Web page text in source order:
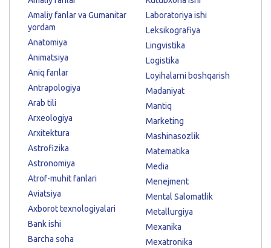
Amaliy fanlar va Gumanitar
yordam
Anatomiya
Animatsiya
Aniq fanlar
Antrapologiya
Arab tili
Arxeologiya
Arxitektura
Astrofizika
Astronomiya
Atrof-muhit fanlari
Aviatsiya
Axborot texnologiyalari
Bank ishi
Barcha soha
Laboratoriya ishi
Leksikografiya
Lingvistika
Logistika
Loyihalarni boshqarish
Madaniyat
Mantiq
Marketing
Mashinasozlik
Matematika
Media
Menejment
Mental Salomatlik
Metallurgiya
Mexanika
Mexatronika